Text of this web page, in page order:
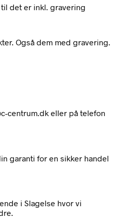
det er inkl. gravering
Også dem med gravering.
centrum.dk eller på telefon
garanti for en sikker handel
i Slagelse hvor vi